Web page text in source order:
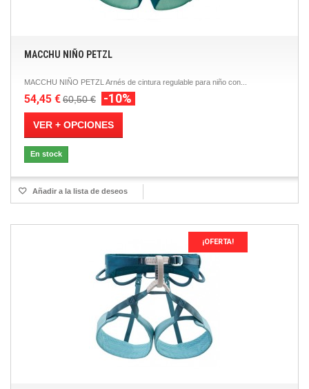
MACCHU NIÑO PETZL
MACCHU NIÑO PETZL Arnés de cintura regulable para niño con...
54,45 €60,50 € -10%
VER + OPCIONES
En stock
Añadir a la lista de deseos
¡OFERTA!